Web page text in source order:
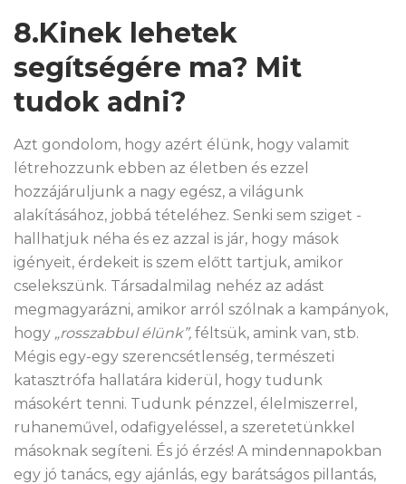
8.Kinek lehetek
segítségére ma? Mit
tudok adni?
Azt gondolom, hogy azért élünk, hogy valamit
létrehozzunk ebben az életben és ezzel
hozzájáruljunk a nagy egész, a világunk
alakításához, jobbá tételéhez. Senki sem sziget -
hallhatjuk néha és ez azzal is jár, hogy mások
igényeit, érdekeit is szem előtt tartjuk, amikor
cselekszünk. Társadalmilag nehéz az adást
megmagyarázni, amikor arról szólnak a kampányok,
hogy „rosszabbul élünk”, féltsük, amink van, stb.
Mégis egy-egy szerencsétlenség, természeti
katasztrófa hallatára kiderül, hogy tudunk
másokért tenni. Tudunk pénzzel, élelmiszerrel,
ruhaneművel, odafigyeléssel, a szeretetünkkel
másoknak segíteni. És jó érzés! A mindennapokban
egy jó tanács, egy ajánlás, egy barátságos pillantás,